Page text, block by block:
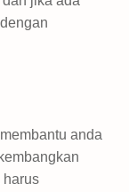
anda
harus